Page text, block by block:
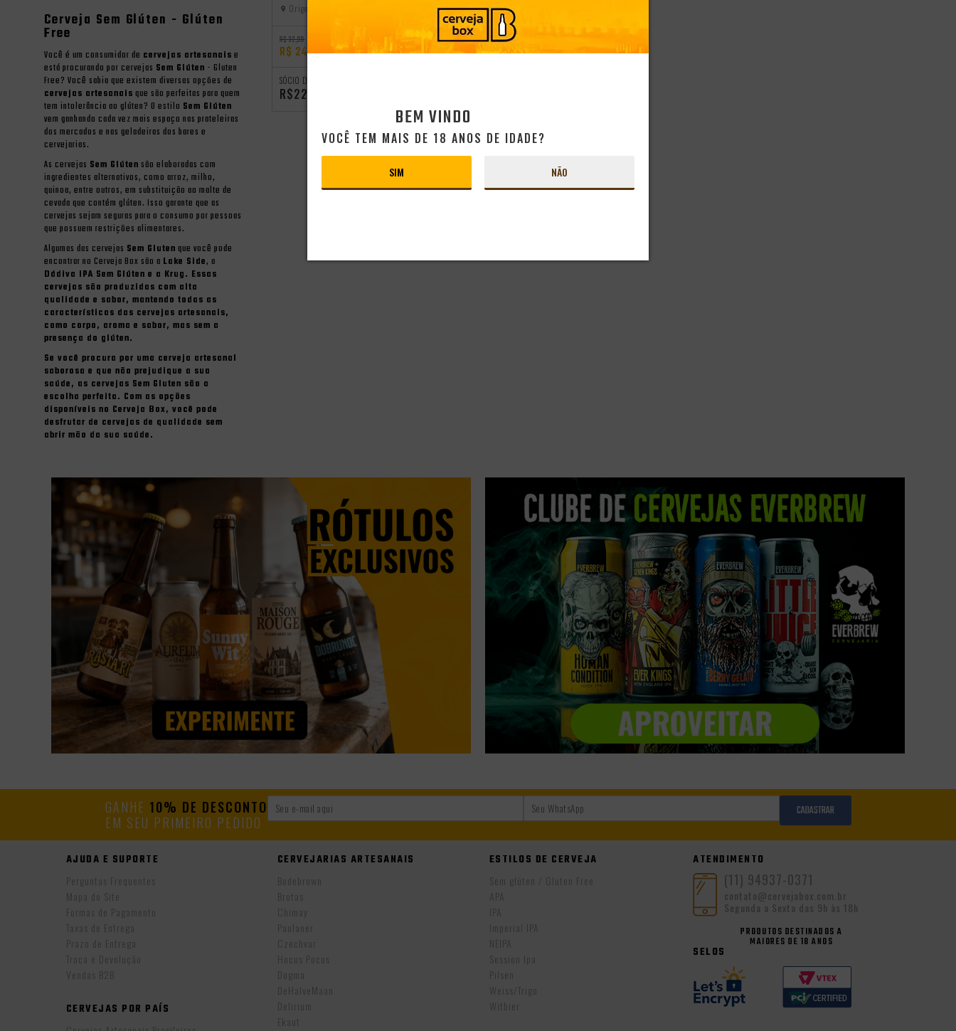
Cerveja Sem Glúten - Glúten
Free
Você é um consumidor de cervejas artesanais e
está procurando por cervejas Sem Glúten - Gluten
Free? Você sabia que existem diversas opções de
cervejas artesanais que são perfeitas para quem
tem intolerância ao glúten? O estilo Sem Glúten
vem ganhando cada vez mais espaço nas prateleiras
dos mercados e nas geladeiras dos bares e
cervejarias.
As cervejas Sem Glúten são elaboradas com
ingredientes alternativos, como arroz, milho,
quinoa, entre outros, em substituição ao malte de
cevada que contém glúten. Isso garante que as
cervejas sejam seguras para o consumo por pessoas
que possuem restrições alimentares.
Algumas das cervejas Sem Gluten que você pode
encontrar no Cerveja Box são a Lake Side, a
Dádiva IPA Sem Glúten e a Krug. Essas
cervejas são produzidas com alta
qualidade e sabor, mantendo todas as
características das cervejas artesanais,
como corpo, aroma e sabor, mas sem a
presença do glúten.
Se você procura por uma cerveja artesanal
saborosa e que não prejudique a sua
saúde, as cervejas Sem Gluten são a
escolha perfeita. Com as opções
disponíveis no Cerveja Box, você pode
desfrutar de cervejas de qualidade sem
abrir mão da sua saúde.
Origem:
R$ 32,99
R$ 24,99 +
-
SÓCIO DO CLUBE
R$22,49
GANHE 10% DE DESCONTO
EM SEU PRIMEIRO PEDIDO
CADASTRAR
AJUDA E SUPORTE
Perguntas Frequentes
Mapa do Site
Formas de Pagamento
Taxas de Entrega
Prazo de Entrega
Troca e Devolução
Vendas B2B
CERVEJAS POR PAÍS
CERVEJARIAS ARTESANAIS
Bodebrown
Brotas
Chimay
Paulaner
Czechvar
Hocus Pocus
Dogma
DeHalveMaan
Delirium
Ekaut
ESTILOS DE CERVEJA
Sem glúten / Gluten Free
APA
IPA
Imperial IPA
NEIPA
Session Ipa
Pilsen
Weiss/Trigo
Witbier
ATENDIMENTO
(11) 94937-0371
contato@cervejabox.com.br
Segunda a Sexta das 9h às 18h
PRODUTOS DESTINADOS A
MAIORES DE 18 ANOS
SELOS
BEM VINDO
VOCÊ TEM MAIS DE 18 ANOS DE IDADE?
SIM NÃO